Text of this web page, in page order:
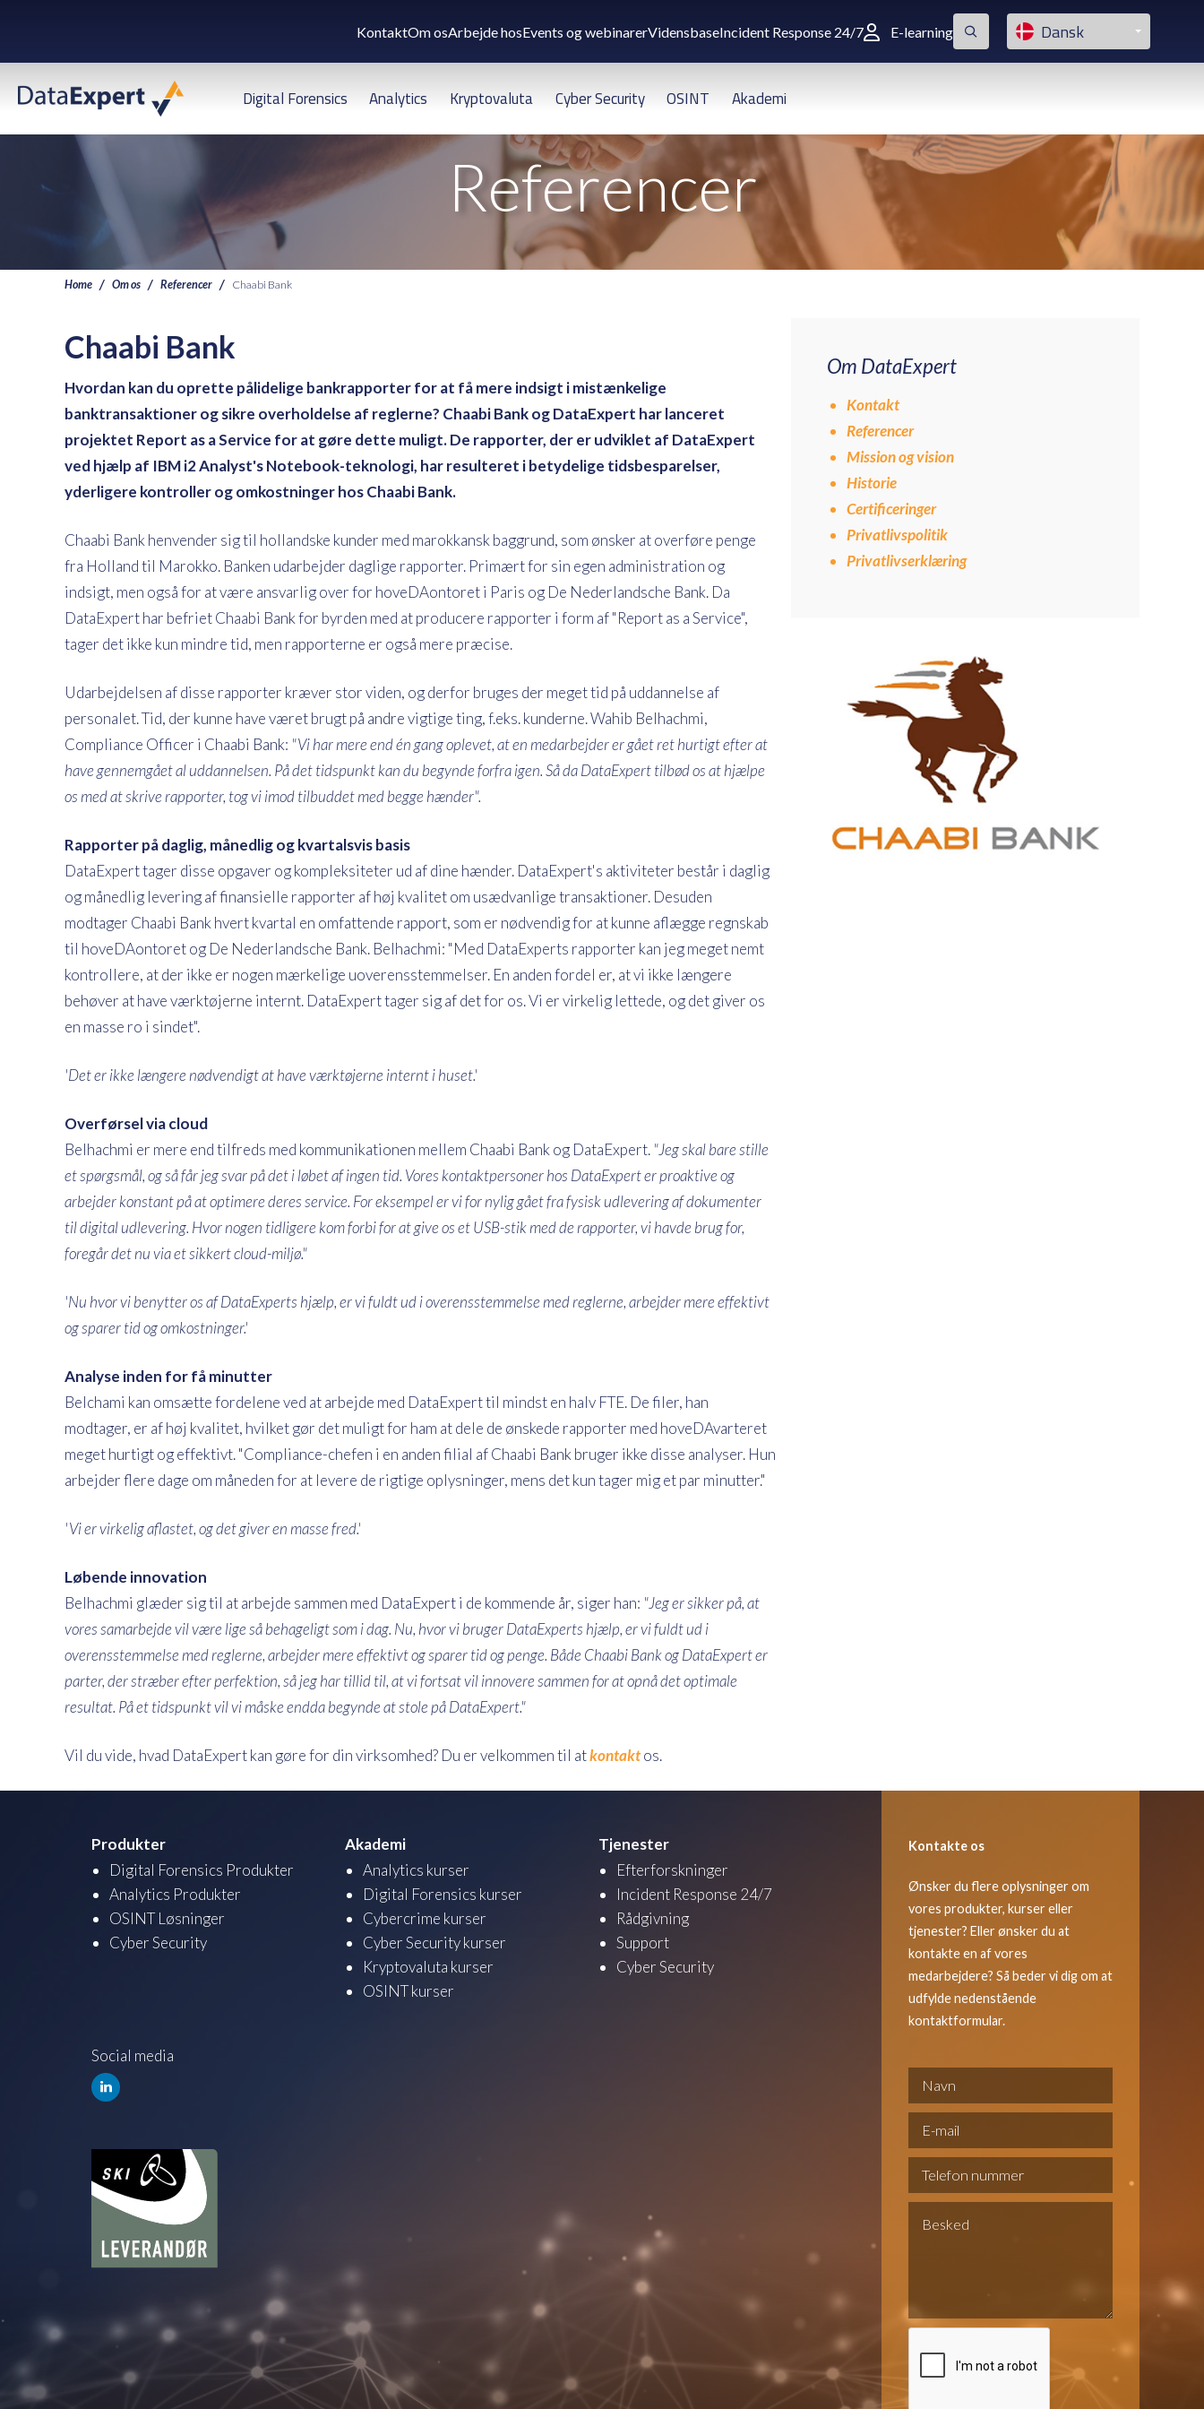
KontaktOm osArbejde hosEvents og webinarerVidensbaseIncident Response 24/7 E-learning Dansk
Digital Forensics Analytics Kryptovaluta Cyber Security OSINT Akademi
Referencer
Home Om os Referencer Chaabi Bank
Chaabi Bank
Hvordan kan du oprette pålidelige bankrapporter for at få mere indsigt i mistænkelige
banktransaktioner og sikre overholdelse af reglerne? Chaabi Bank og DataExpert har lanceret
projektet Report as a Service for at gøre dette muligt. De rapporter, der er udviklet af DataExpert
ved hjælp af IBM i2 Analyst's Notebook-teknologi, har resulteret i betydelige tidsbesparelser,
yderligere kontroller og omkostninger hos Chaabi Bank.
Chaabi Bank henvender sig til hollandske kunder med marokkansk baggrund, som ønsker at overføre penge
fra Holland til Marokko. Banken udarbejder daglige rapporter. Primært for sin egen administration og
indsigt, men også for at være ansvarlig over for hoveDAontoret i Paris og De Nederlandsche Bank. Da
DataExpert har befriet Chaabi Bank for byrden med at producere rapporter i form af "Report as a Service",
tager det ikke kun mindre tid, men rapporterne er også mere præcise.
Udarbejdelsen af disse rapporter kræver stor viden, og derfor bruges der meget tid på uddannelse af
personalet. Tid, der kunne have været brugt på andre vigtige ting, f.eks. kunderne. Wahib Belhachmi,
Compliance Officer i Chaabi Bank: "Vi har mere end én gang oplevet, at en medarbejder er gået ret hurtigt efter at
have gennemgået al uddannelsen. På det tidspunkt kan du begynde forfra igen. Så da DataExpert tilbød os at hjælpe
os med at skrive rapporter, tog vi imod tilbuddet med begge hænder".
Rapporter på daglig, månedlig og kvartalsvis basis
DataExpert tager disse opgaver og kompleksiteter ud af dine hænder. DataExpert's aktiviteter består i daglig
og månedlig levering af finansielle rapporter af høj kvalitet om usædvanlige transaktioner. Desuden
modtager Chaabi Bank hvert kvartal en omfattende rapport, som er nødvendig for at kunne aflægge regnskab
til hoveDAontoret og De Nederlandsche Bank. Belhachmi: "Med DataExperts rapporter kan jeg meget nemt
kontrollere, at der ikke er nogen mærkelige uoverensstemmelser. En anden fordel er, at vi ikke længere
behøver at have værktøjerne internt. DataExpert tager sig af det for os. Vi er virkelig lettede, og det giver os
en masse ro i sindet".
'Det er ikke længere nødvendigt at have værktøjerne internt i huset.'
Overførsel via cloud
Belhachmi er mere end tilfreds med kommunikationen mellem Chaabi Bank og DataExpert. "Jeg skal bare stille
et spørgsmål, og så får jeg svar på det i løbet af ingen tid. Vores kontaktpersoner hos DataExpert er proaktive og
arbejder konstant på at optimere deres service. For eksempel er vi for nylig gået fra fysisk udlevering af dokumenter
til digital udlevering. Hvor nogen tidligere kom forbi for at give os et USB-stik med de rapporter, vi havde brug for,
foregår det nu via et sikkert cloud-miljø."
'Nu hvor vi benytter os af DataExperts hjælp, er vi fuldt ud i overensstemmelse med reglerne, arbejder mere effektivt
og sparer tid og omkostninger.'
Analyse inden for få minutter
Belchami kan omsætte fordelene ved at arbejde med DataExpert til mindst en halv FTE. De filer, han
modtager, er af høj kvalitet, hvilket gør det muligt for ham at dele de ønskede rapporter med hoveDAvarteret
meget hurtigt og effektivt. "Compliance-chefen i en anden filial af Chaabi Bank bruger ikke disse analyser. Hun
arbejder flere dage om måneden for at levere de rigtige oplysninger, mens det kun tager mig et par minutter."
'Vi er virkelig aflastet, og det giver en masse fred.'
Løbende innovation
Belhachmi glæder sig til at arbejde sammen med DataExpert i de kommende år, siger han: "Jeg er sikker på, at
vores samarbejde vil være lige så behageligt som i dag. Nu, hvor vi bruger DataExperts hjælp, er vi fuldt ud i
overensstemmelse med reglerne, arbejder mere effektivt og sparer tid og penge. Både Chaabi Bank og DataExpert er
parter, der stræber efter perfektion, så jeg har tillid til, at vi fortsat vil innovere sammen for at opnå det optimale
resultat. På et tidspunkt vil vi måske endda begynde at stole på DataExpert."
Vil du vide, hvad DataExpert kan gøre for din virksomhed? Du er velkommen til atkontaktos.
Om DataExpert
Kontakt
Referencer
Mission og vision
Historie
Certificeringer
Privatlivspolitik
Privatlivserklæring
Produkter
Digital Forensics Produkter
Analytics Produkter
OSINT Løsninger
Cyber Security
Akademi
Analytics kurser
Digital Forensics kurser
Cybercrime kurser
Cyber Security kurser
Kryptovaluta kurser
OSINT kurser
Tjenester
Efterforskninger
Incident Response 24/7
Rådgivning
Support
Cyber Security
Social media
Kontakte os
Ønsker du flere oplysninger om
vores produkter, kurser eller
tjenester? Eller ønsker du at
kontakte en af vores
medarbejdere? Så beder vi dig om at
udfylde nedenstående
kontaktformular.